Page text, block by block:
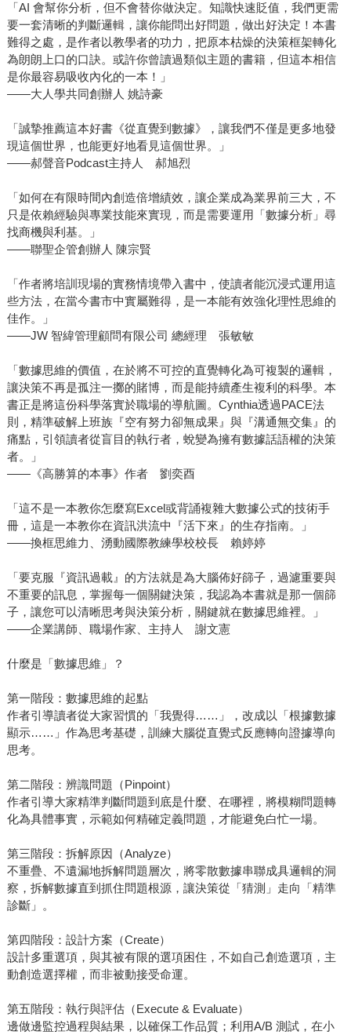
「AI 會幫你分析，但不會替你做決定。知識快速貶值，我們更需
要一套清晰的判斷邏輯，讓你能問出好問題，做出好決定！本書
難得之處，是作者以教學者的功力，把原本枯燥的決策框架轉化
為朗朗上口的口訣。或許你曾讀過類似主題的書籍，但這本相信
是你最容易吸收內化的一本！」
――大人學共同創辦人 姚詩豪
「誠摯推薦這本好書《從直覺到數據》，讓我們不僅是更多地發
現這個世界，也能更好地看見這個世界。」
――郝聲音Podcast主持人 郝旭烈
「如何在有限時間內創造倍增績效，讓企業成為業界前三大，不
只是依賴經驗與專業技能來實現，而是需要運用「數據分析」尋
找商機與利基。」
――聯聖企管創辦人 陳宗賢
「作者將培訓現場的實務情境帶入書中，使讀者能沉浸式運用這
些方法，在當今書市中實屬難得，是一本能有效強化理性思維的
佳作。」
――JW 智緯管理顧問有限公司 總經理 張敏敏
「數據思維的價值，在於將不可控的直覺轉化為可複製的邏輯，
讓決策不再是孤注一擲的賭博，而是能持續產生複利的科學。本
書正是將這份科學落實於職場的導航圖。Cynthia透過PACE法
則，精準破解上班族『空有努力卻無成果』與『溝通無交集』的
痛點，引領讀者從盲目的執行者，蛻變為擁有數據話語權的決策
者。」
――《高勝算的本事》作者 劉奕酉
「這不是一本教你怎麼寫Excel或背誦複雜大數據公式的技術手
冊，這是一本教你在資訊洪流中『活下來』的生存指南。」
――換框思維力、湧動國際教練學校校長 賴婷婷
「要克服『資訊過載』的方法就是為大腦佈好篩子，過濾重要與
不重要的訊息，掌握每一個關鍵決策，我認為本書就是那一個篩
子，讓您可以清晰思考與決策分析，關鍵就在數據思維裡。」
――企業講師、職場作家、主持人 謝文憲
什麼是「數據思維」？
第一階段：數據思維的起點
作者引導讀者從大家習慣的「我覺得……」，改成以「根據數據
顯示……」作為思考基礎，訓練大腦從直覺式反應轉向證據導向
思考。
第二階段：辨識問題（Pinpoint）
作者引導大家精準判斷問題到底是什麼、在哪裡，將模糊問題轉
化為具體事實，示範如何精確定義問題，才能避免白忙一場。
第三階段：拆解原因（Analyze）
不重疊、不遺漏地拆解問題層次，將零散數據串聯成具邏輯的洞
察，拆解數據直到抓住問題根源，讓決策從「猜測」走向「精準
診斷」。
第四階段：設計方案（Create）
設計多重選項，與其被有限的選項困住，不如自己創造選項，主
動創造選擇權，而非被動接受命運。
第五階段：執行與評估（Execute & Evaluate）
邊做邊監控過程與結果，以確保工作品質；利用A/B 測試，在小